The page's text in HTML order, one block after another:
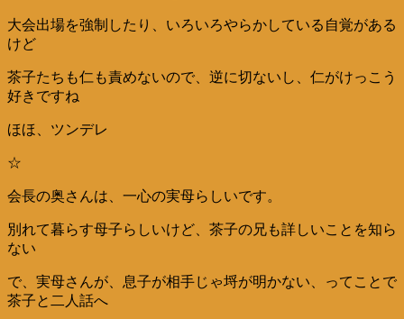
大会出場を強制したり、いろいろやらかしている自覚がある
けど
茶子たちも仁も責めないので、逆に切ないし、仁がけっこう
好きですね
ほほ、ツンデレ
☆
会長の奥さんは、一心の実母らしいです。
別れて暮らす母子らしいけど、茶子の兄も詳しいことを知ら
ない
で、実母さんが、息子が相手じゃ埒が明かない、ってことで
茶子と二人話へ